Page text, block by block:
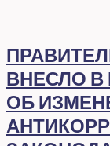
ВНЕСЛО
ОБ